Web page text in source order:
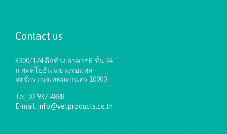
Contact us
3300/124 ตึกช้าง อาคารB ชั้น 24
ถ.พหลโยธิน แขวงจอมพล
จตุจักร กรุงเทพมหานคร 10900
Tel: 02 937-4888
E-mail: info@vetproducts.co.th